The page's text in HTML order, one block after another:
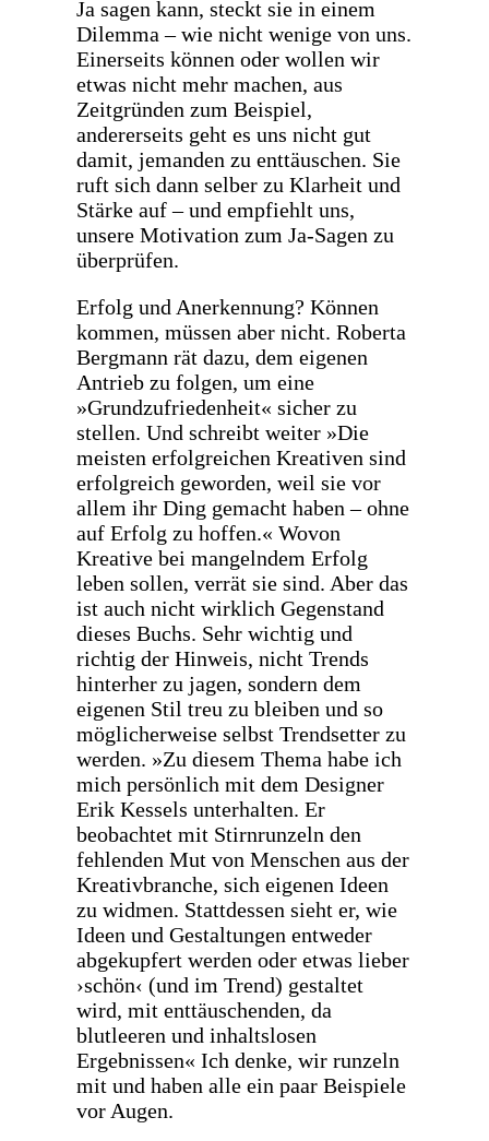
Ja sagen kann, steckt sie in einem
Dilemma – wie nicht wenige von uns.
Einerseits können oder wollen wir
etwas nicht mehr machen, aus
Zeitgründen zum Beispiel,
andererseits geht es uns nicht gut
damit, jemanden zu enttäuschen. Sie
ruft sich dann selber zu Klarheit und
Stärke auf – und empfiehlt uns,
unsere Motivation zum Ja-Sagen zu
überprüfen.
Erfolg und Anerkennung? Können
kommen, müssen aber nicht. Roberta
Bergmann rät dazu, dem eigenen
Antrieb zu folgen, um eine
»Grundzufriedenheit« sicher zu
stellen. Und schreibt weiter »Die
meisten erfolgreichen Kreativen sind
erfolgreich geworden, weil sie vor
allem ihr Ding gemacht haben – ohne
auf Erfolg zu hoffen.« Wovon
Kreative bei mangelndem Erfolg
leben sollen, verrät sie sind. Aber das
ist auch nicht wirklich Gegenstand
dieses Buchs. Sehr wichtig und
richtig der Hinweis, nicht Trends
hinterher zu jagen, sondern dem
eigenen Stil treu zu bleiben und so
möglicherweise selbst Trendsetter zu
werden. »Zu diesem Thema habe ich
mich persönlich mit dem Designer
Erik Kessels unterhalten. Er
beobachtet mit Stirnrunzeln den
fehlenden Mut von Menschen aus der
Kreativbranche, sich eigenen Ideen
zu widmen. Stattdessen sieht er, wie
Ideen und Gestaltungen entweder
abgekupfert werden oder etwas lieber
›schön‹ (und im Trend) gestaltet
wird, mit enttäuschenden, da
blutleeren und inhaltslosen
Ergebnissen« Ich denke, wir runzeln
mit und haben alle ein paar Beispiele
vor Augen.